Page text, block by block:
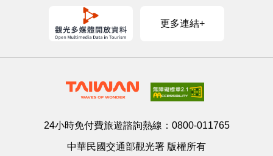
更多連結+
24小時免付費旅遊諮詢熱線： 0800-011765
中華民國交通部觀光署 版權所有